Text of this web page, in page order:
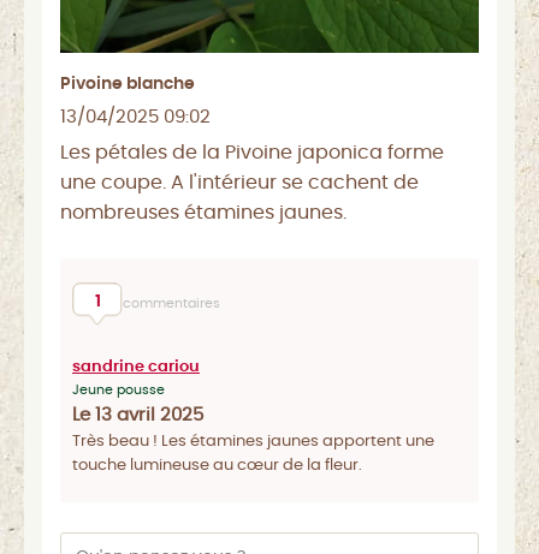
Pivoine blanche
13/04/2025 09:02
Les pétales de la Pivoine japonica forme
une coupe. A l'intérieur se cachent de
nombreuses étamines jaunes.
1 commentaires
sandrine cariou
Jeune pousse
Le 13 avril 2025
Très beau ! Les étamines jaunes apportent une
touche lumineuse au cœur de la fleur.